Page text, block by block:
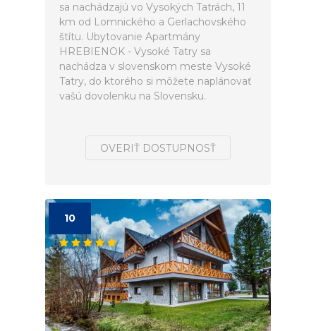
sa nachádzajú vo Vysokých Tatrách, 11
km od Lomnického a Gerlachovského
štítu. Ubytovanie Apartmány
HREBIENOK - Vysoké Tatry sa
nachádza v slovenskom meste Vysoké
Tatry, do ktorého si môžete naplánovať
vašú dovolenku na Slovensku.
OVERIŤ DOSTUPNOSŤ
10